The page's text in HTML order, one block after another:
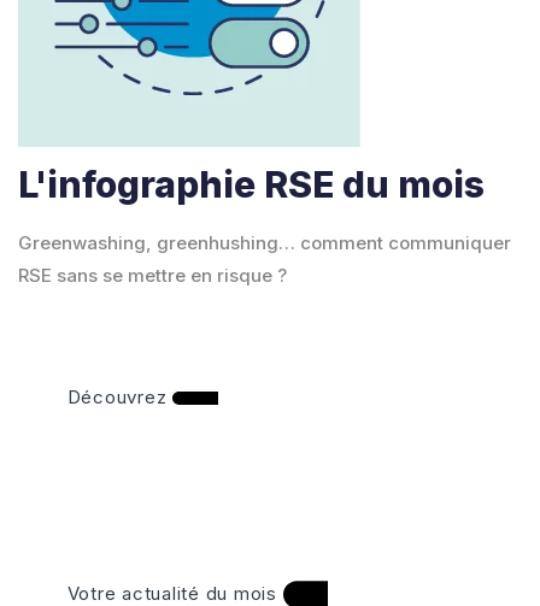
L'infographie RSE du mois
Greenwashing, greenhushing… comment communiquer
RSE sans se mettre en risque ?
Découvrez
Votre actualité du mois